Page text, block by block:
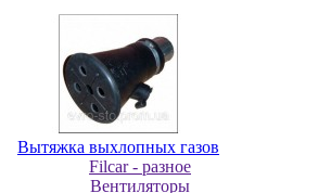
Вытяжка выхлопных газов
Filcar - разное
Вентиляторы